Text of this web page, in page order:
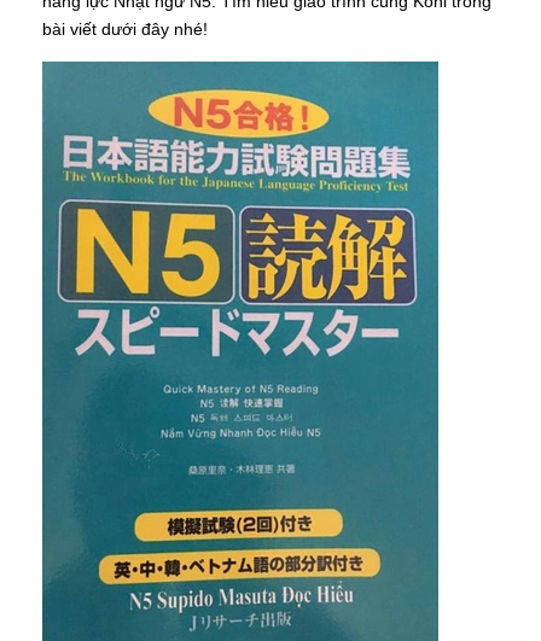
bài viết dưới đây nhé!